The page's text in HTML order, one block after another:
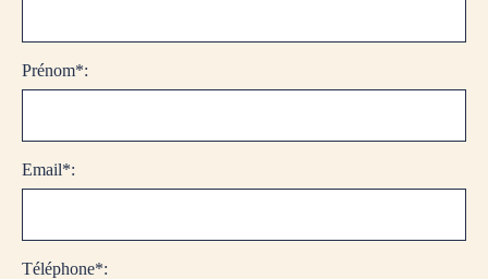
Prénom*:
Email*:
Téléphone*: